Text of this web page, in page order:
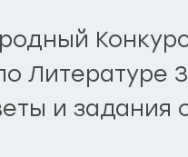
Литературе
и задания